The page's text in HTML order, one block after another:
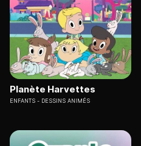
Planète Harvettes
ENFANTS DESSINS ANIMÉS